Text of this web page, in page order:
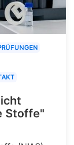
Stoffe"